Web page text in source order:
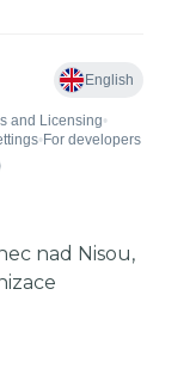
nad Nisou,